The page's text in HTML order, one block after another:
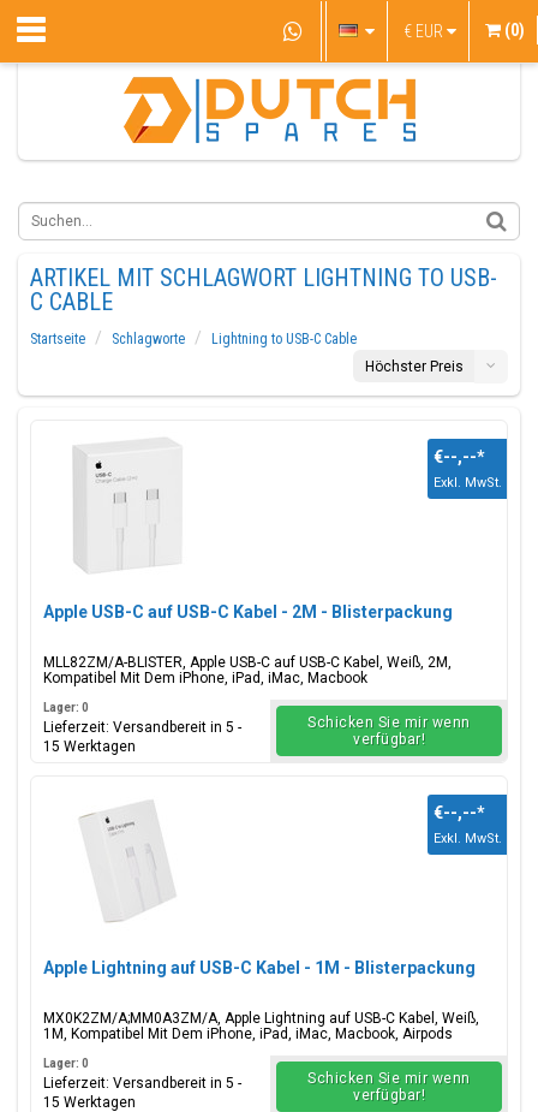
€ EUR (0)
ARTIKEL MIT SCHLAGWORT LIGHTNING TO USB-
C CABLE
Startseite Schlagworte
Lightning to USB-C Cable
Höchster Preis
Apple USB-C auf USB-C Kabel - 2M - Blisterpackung
MLL82ZM/A-BLISTER, Apple USB-C auf USB-C Kabel, Weiß, 2M,
Kompatibel Mit Dem iPhone, iPad, iMac, Macbook
€--,--*
Exkl. MwSt.
Lager: 0
Lieferzeit: Versandbereit in 5 -
15 Werktagen
Schicken Sie mir wenn
verfügbar!
Apple Lightning auf USB-C Kabel - 1M - Blisterpackung
MX0K2ZM/A;MM0A3ZM/A, Apple Lightning auf USB-C Kabel, Weiß,
1M, Kompatibel Mit Dem iPhone, iPad, iMac, Macbook, Airpods
€--,--*
Exkl. MwSt.
Lager: 0
Lieferzeit: Versandbereit in 5 -
15 Werktagen
Schicken Sie mir wenn
verfügbar!